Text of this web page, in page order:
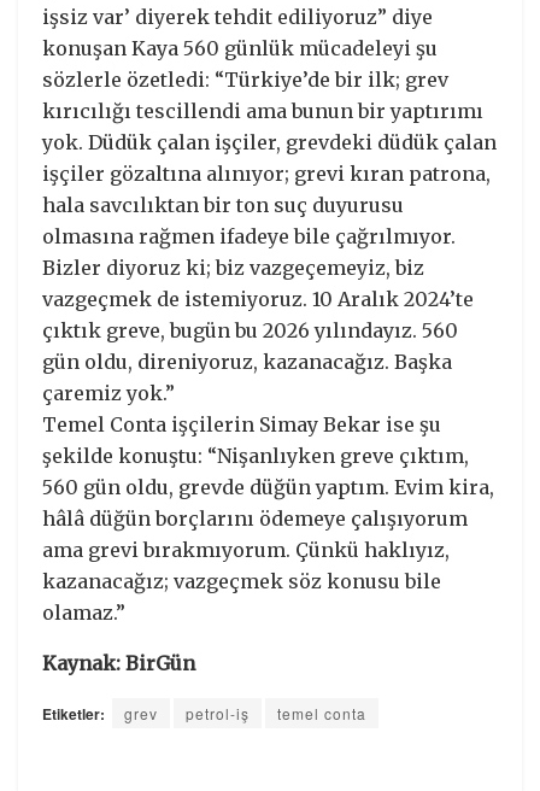
işsiz var’ diyerek tehdit ediliyoruz” diye
konuşan Kaya 560 günlük mücadeleyi şu
sözlerle özetledi: “Türkiye’de bir ilk; grev
kırıcılığı tescillendi ama bunun bir yaptırımı
yok. Düdük çalan işçiler, grevdeki düdük çalan
işçiler gözaltına alınıyor; grevi kıran patrona,
hala savcılıktan bir ton suç duyurusu
olmasına rağmen ifadeye bile çağrılmıyor.
Bizler diyoruz ki; biz vazgeçemeyiz, biz
vazgeçmek de istemiyoruz. 10 Aralık 2024’te
çıktık greve, bugün bu 2026 yılındayız. 560
gün oldu, direniyoruz, kazanacağız. Başka
çaremiz yok.”
Temel Conta işçilerin Simay Bekar ise şu
şekilde konuştu: “Nişanlıyken greve çıktım,
560 gün oldu, grevde düğün yaptım. Evim kira,
hâlâ düğün borçlarını ödemeye çalışıyorum
ama grevi bırakmıyorum. Çünkü haklıyız,
kazanacağız; vazgeçmek söz konusu bile
olamaz.”
Kaynak: BirGün
Etiketler: grev petrol-iş temel conta